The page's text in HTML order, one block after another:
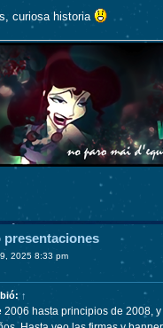
curiosa historia
presentaciones
2025 8:33 pm
↑
hasta principios de 2008,